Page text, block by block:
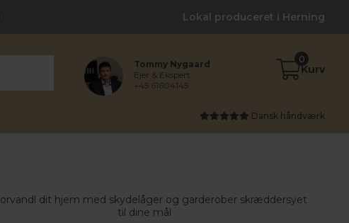
Lokal produceret i Herning
Tommy Nygaard
Ejer & Ekspert
+45 61604145
0
Kurv
Dansk håndværk